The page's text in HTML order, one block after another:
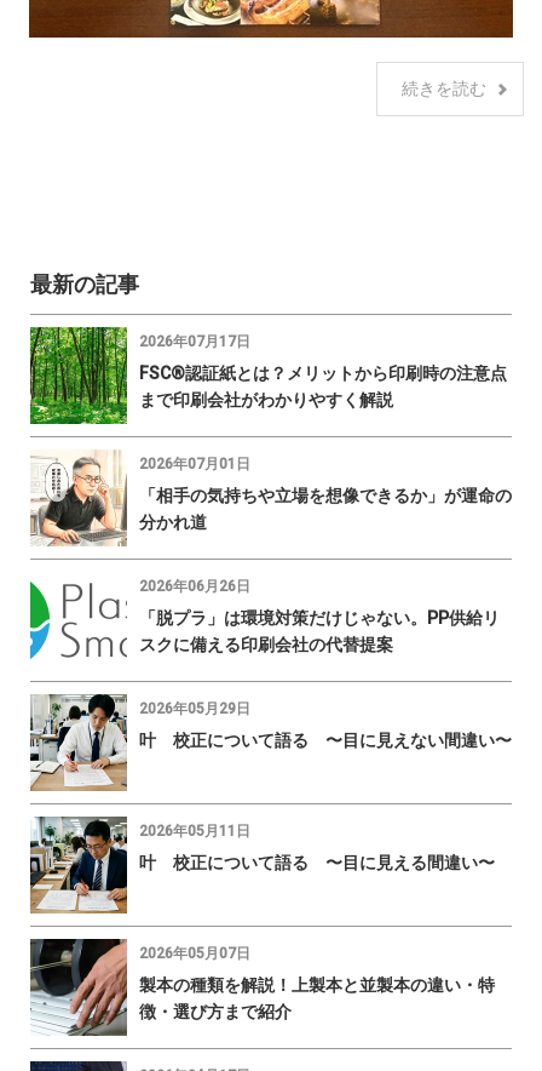
続きを読む
最新の記事
2026年07月17日
FSC®認証紙とは？メリットから印刷時の注意点
まで印刷会社がわかりやすく解説
2026年07月01日
「相手の気持ちや立場を想像できるか」が運命の
分かれ道
2026年06月26日
「脱プラ」は環境対策だけじゃない。PP供給リ
スクに備える印刷会社の代替提案
2026年05月29日
叶 校正について語る 〜目に見えない間違い〜
2026年05月11日
叶 校正について語る 〜目に見える間違い〜
2026年05月07日
製本の種類を解説！上製本と並製本の違い・特
徴・選び方まで紹介